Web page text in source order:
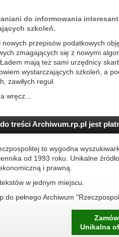
do informowania
szkoleń.
nowych przepisów podatkowych
zmagających się z nowymi
mają też sami urzędnicy
wystarczających szkoleń, a
zawiłych reguł.
wręcz...
treści Archiwum.rp.pl jest
to wygodna
od 1993 roku. Unikalne
i prawną.
w jednym miejscu.
do pełnego Archiwum
Zamów
Unikalna